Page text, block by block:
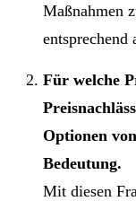
Maßnahmen
entsprechend
Für welche
Optionen
Bedeutung.
Mit diesen